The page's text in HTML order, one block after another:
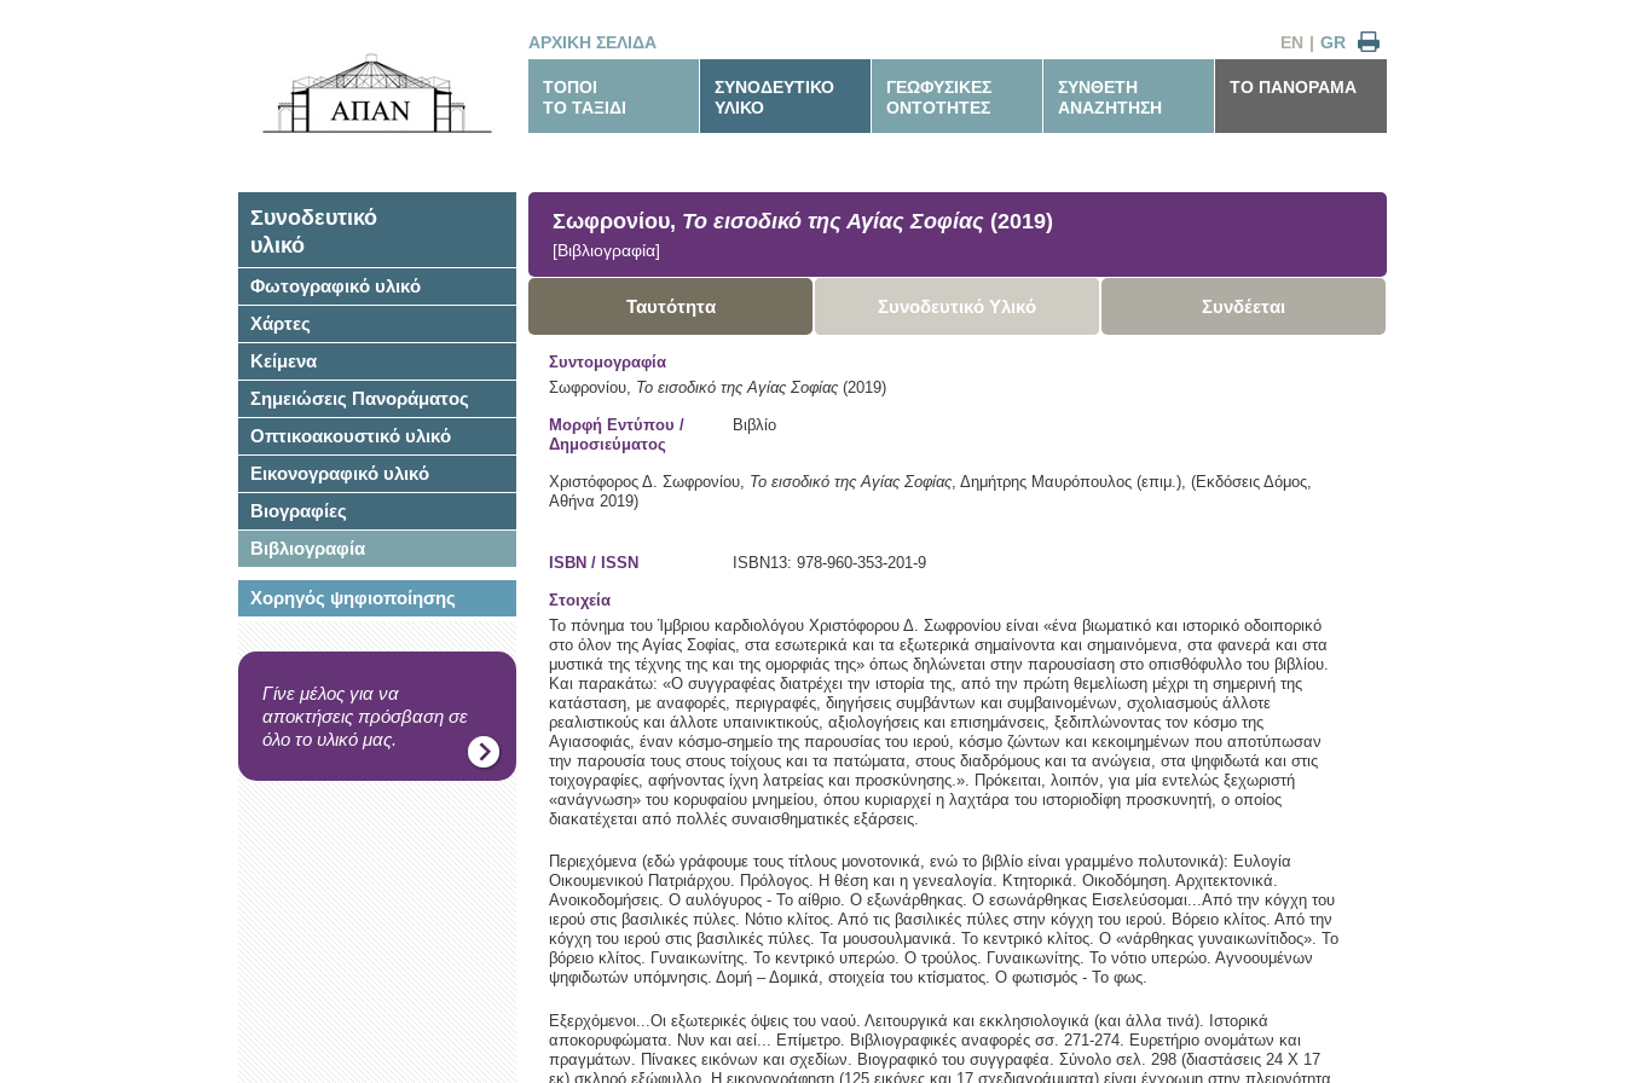
ΑΡΧΙΚΗ ΣΕΛΙΔΑ GR
|
EN
ΤΟΠΟΙ
ΤΟ ΤΑΞΙΔΙ
ΣΥΝΟΔΕΥΤΙΚΟ
ΥΛΙΚΟ
ΓΕΩΦΥΣΙΚΕΣ
ΟΝΤΟΤΗΤΕΣ
ΣΥΝΘΕΤΗ
ΑΝΑΖΗΤΗΣΗ
ΤΟ ΠΑΝΟΡΑΜΑ
Συνοδευτικό
υλικό
Φωτογραφικό υλικό
Χάρτες
Κείμενα
Σημειώσεις Πανοράματος
Οπτικοακουστικό υλικό
Εικονογραφικό υλικό
Βιογραφίες
Βιβλιογραφία
Χορηγός ψηφιοποίησης
Γίνε μέλος για να
αποκτήσεις πρόσβαση σε
όλο το υλικό μας.
Σωφρονίου, Το εισοδικό της Αγίας Σοφίας (2019)
[Βιβλιογραφία]
Ταυτότητα Συνοδευτικό Υλικό Συνδέεται
Συντομογραφία
Σωφρονίου, Το εισοδικό της Αγίας Σοφίας (2019)
Μορφή Εντύπου /
Δημοσιεύματος
Βιβλίο
Χριστόφορος Δ. Σωφρονίου, Το εισοδικό της Αγίας Σοφίας, Δημήτρης Μαυρόπουλος (επιμ.), (Εκδόσεις Δόμος,
Αθήνα 2019)
ISBN / ISSN ISBN13: 978-960-353-201-9
Στοιχεία
Το πόνημα του Ίμβριου καρδιολόγου Χριστόφορου Δ. Σωφρονίου είναι «ένα βιωματικό και ιστορικό οδοιπορικό
στο όλον της Αγίας Σοφίας, στα εσωτερικά και τα εξωτερικά σημαίνοντα και σημαινόμενα, στα φανερά και στα
μυστικά της τέχνης της και της ομορφιάς της» όπως δηλώνεται στην παρουσίαση στο οπισθόφυλλο του βιβλίου.
Και παρακάτω: «Ο συγγραφέας διατρέχει την ιστορία της, από την πρώτη θεμελίωση μέχρι τη σημερινή της
κατάσταση, με αναφορές, περιγραφές, διηγήσεις συμβάντων και συμβαινομένων, σχολιασμούς άλλοτε
ρεαλιστικούς και άλλοτε υπαινικτικούς, αξιολογήσεις και επισημάνσεις, ξεδιπλώνοντας τον κόσμο της
Αγιασοφιάς, έναν κόσμο-σημείο της παρουσίας του ιερού, κόσμο ζώντων και κεκοιμημένων που αποτύπωσαν
την παρουσία τους στους τοίχους και τα πατώματα, στους διαδρόμους και τα ανώγεια, στα ψηφιδωτά και στις
τοιχογραφίες, αφήνοντας ίχνη λατρείας και προσκύνησης.». Πρόκειται, λοιπόν, για μία εντελώς ξεχωριστή
«ανάγνωση» του κορυφαίου μνημείου, όπου κυριαρχεί η λαχτάρα του ιστοριοδίφη προσκυνητή, ο οποίος
διακατέχεται από πολλές συναισθηματικές εξάρσεις.
Περιεχόμενα (εδώ γράφουμε τους τίτλους μονοτονικά, ενώ το βιβλίο είναι γραμμένο πολυτονικά): Ευλογία
Οικουμενικού Πατριάρχου. Πρόλογος. Η θέση και η γενεαλογία. Κτητορικά. Οικοδόμηση. Αρχιτεκτονικά.
Ανοικοδομήσεις. Ο αυλόγυρος - Το αίθριο. Ο εξωνάρθηκας. Ο εσωνάρθηκας Εισελεύσομαι...Από την κόγχη του
ιερού στις βασιλικές πύλες. Νότιο κλίτος. Από τις βασιλικές πύλες στην κόγχη του ιερού. Βόρειο κλίτος. Από την
κόγχη του ιερού στις βασιλικές πύλες. Τα μουσουλμανικά. Το κεντρικό κλίτος. Ο «νάρθηκας γυναικωνίτιδος». Το
βόρειο κλίτος. Γυναικωνίτης. Το κεντρικό υπερώο. Ο τρούλος. Γυναικωνίτης. Το νότιο υπερώο. Αγνοουμένων
ψηφιδωτών υπόμνησις. Δομή – Δομικά, στοιχεία του κτίσματος. Ο φωτισμός - Το φως.
Εξερχόμενοι...Οι εξωτερικές όψεις του ναού. Λειτουργικά και εκκλησιολογικά (και άλλα τινά). Ιστορικά
αποκορυφώματα. Νυν και αεί... Επίμετρο. Βιβλιογραφικές αναφορές σσ. 271-274. Ευρετήριο ονομάτων και
πραγμάτων. Πίνακες εικόνων και σχεδίων. Βιογραφικό του συγγραφέα. Σύνολο σελ. 298 (διαστάσεις 24 Χ 17
εκ) σκληρό εξώφυλλο. Η εικονογράφηση (125 εικόνες και 17 σχεδιαγράμματα) είναι έγχρωμη στην πλειονότητα